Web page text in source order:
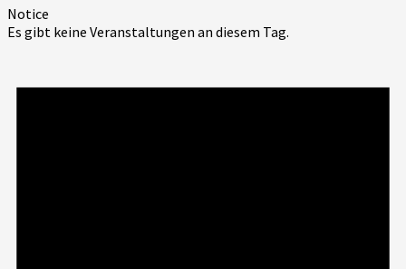
Notice
Es gibt keine Veranstaltungen an diesem Tag.